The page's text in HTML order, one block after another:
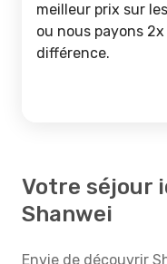
meilleur prix sur
ou nous payons 2x
différence.
Votre séjour
Shanwei
Envie de découvrir